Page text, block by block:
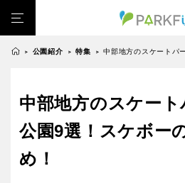
芝生広場 幼児向け 大型遊具
テニスコート
カフェ・レストラン
北海道・東北
大型遊具 ピ
自然が豊か 梅
景色が良い
> 公園紹介 > 特集 >
中部地方のスケー
公園9選！スケボー
め！